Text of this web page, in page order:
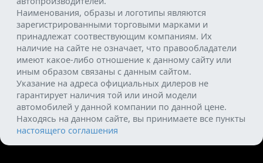
Наименования, образы и логотипы являются
зарегистрированными торговыми марками и
принадлежат соотвествующим компаниям. Их
наличие на сайте не означает, что правообладатели
имеют какое-либо отношение к данному сайту или
иным образом связаны с данным сайтом.
Указание на адреса официальных дилеров не
гарантирует наличия той или иной модели
автомобилей у данной компании по данной цене.
Находясь на данном сайте, вы принимаете все пункты
настоящего соглашения